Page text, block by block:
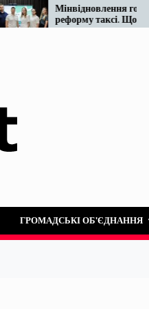
Мінвідновлення готує
реформу таксі. Що відомо
наразі…
ГРОМАДСЬКІ ОБ’ЄДНАННЯ